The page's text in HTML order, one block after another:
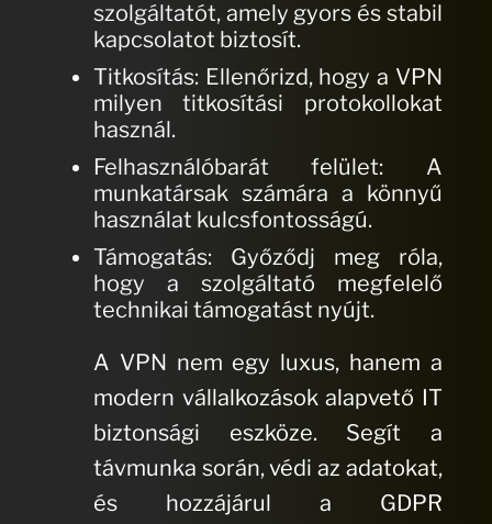
szolgáltatót, amely gyors és stabil
kapcsolatot biztosít.
Titkosítás: Ellenőrizd, hogy a VPN
milyen titkosítási protokollokat
használ.
Felhasználóbarát felület: A
munkatársak számára a könnyű
használat kulcsfontosságú.
Támogatás: Győződj meg róla,
hogy a szolgáltató megfelelő
technikai támogatást nyújt.
A VPN nem egy luxus, hanem a
modern vállalkozások alapvető IT
biztonsági eszköze. Segít a
távmunka során, védi az adatokat,
és hozzájárul a GDPR